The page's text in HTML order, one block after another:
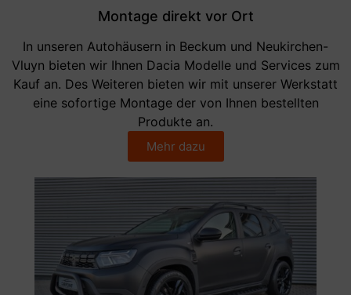
Montage direkt vor Ort
In unseren Autohäusern in Beckum und Neukirchen-
Vluyn bieten wir Ihnen Dacia Modelle und Services zum
Kauf an. Des Weiteren bieten wir mit unserer Werkstatt
eine sofortige Montage der von Ihnen bestellten
Produkte an.
Mehr dazu